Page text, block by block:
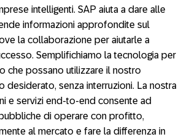
intelligenti. SAP aiuta a dare alle
informazioni approfondite sul
la collaborazione per aiutarle a
Semplifichiamo la tecnologia per
che possano utilizzare il nostro
desiderato, senza interruzioni. La nostra
e servizi end-to-end consente ad
di operare con profitto,
al mercato e fare la differenza in